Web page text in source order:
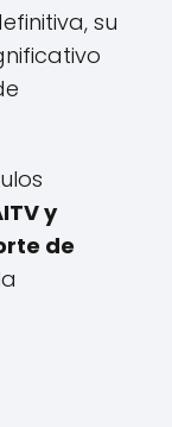
su
y
de